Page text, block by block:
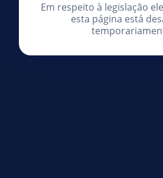
Em respeito à legislação
esta página está